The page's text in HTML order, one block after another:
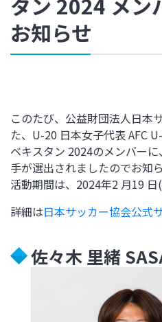
お知らせ
このたび、公益財団法人日本
た、U-20 日本女子代表 AFC
ベキスタン 2024のメンバー
手が選出されましたのでお知
活動期間は、2024年2 月19
詳細は日本サッカー協会公式
佐々木 里緒